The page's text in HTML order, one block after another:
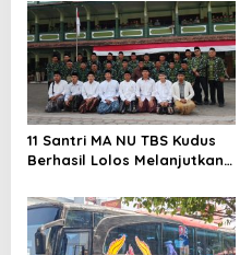
11 Santri MA NU TBS Kudus
Berhasil Lolos Melanjutkan